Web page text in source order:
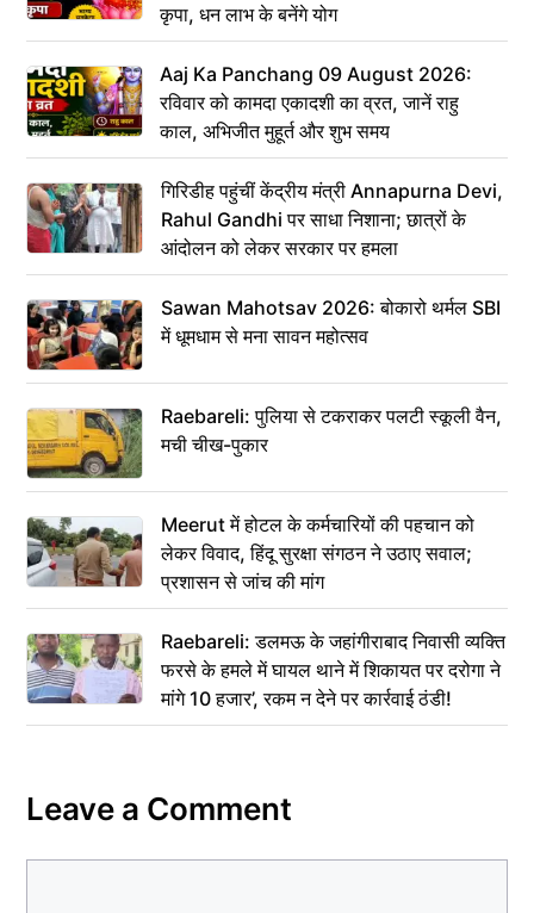
कृपा, धन लाभ के बनेंगे योग
Aaj Ka Panchang 09 August 2026:
रविवार को कामदा एकादशी का व्रत, जानें राहु
काल, अभिजीत मुहूर्त और शुभ समय
गिरिडीह पहुंचीं केंद्रीय मंत्री Annapurna Devi,
Rahul Gandhi पर साधा निशाना; छात्रों के
आंदोलन को लेकर सरकार पर हमला
Sawan Mahotsav 2026: बोकारो थर्मल SBI
में धूमधाम से मना सावन महोत्सव
Raebareli: पुलिया से टकराकर पलटी स्कूली वैन,
मची चीख-पुकार
Meerut में होटल के कर्मचारियों की पहचान को
लेकर विवाद, हिंदू सुरक्षा संगठन ने उठाए सवाल;
प्रशासन से जांच की मांग
Raebareli: डलमऊ के जहांगीराबाद निवासी व्यक्ति
फरसे के हमले में घायल थाने में शिकायत पर दरोगा ने
मांगे 10 हजार’, रकम न देने पर कार्रवाई ठंडी!
Leave a Comment